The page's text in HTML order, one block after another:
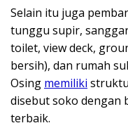
Selain itu juga
tunggu supir,
toilet, view deck,
bersih), dan rumah
Osing memiliki
disebut soko dengan
terbaik.